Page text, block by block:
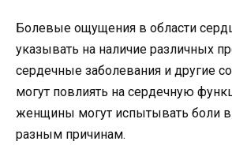
Болевые ощущения в области
указывать на наличие различных
сердечные заболевания и другие
могут повлиять на сердечную
женщины могут испытывать боли
разным причинам.